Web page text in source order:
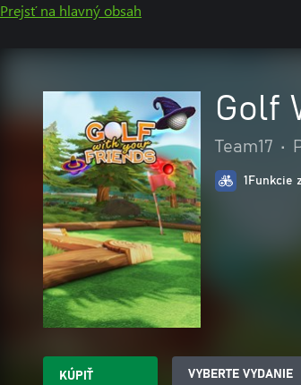
Prejsť na hlavný obsah
Golf
Team17 •
1Funkcie
KÚPIŤ
VYBERTE VYDANIE